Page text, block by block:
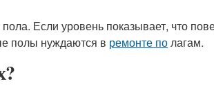
Если уровень показывает, что
полы нуждаются в ремонте полагам.